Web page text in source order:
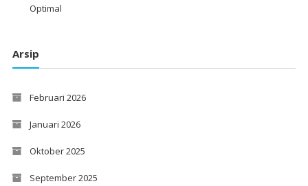
Optimal
Arsip
Februari 2026
Januari 2026
Oktober 2025
September 2025